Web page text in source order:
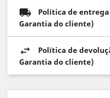
Política de
Garantia do cliente)
Política de
Garantia do cliente)